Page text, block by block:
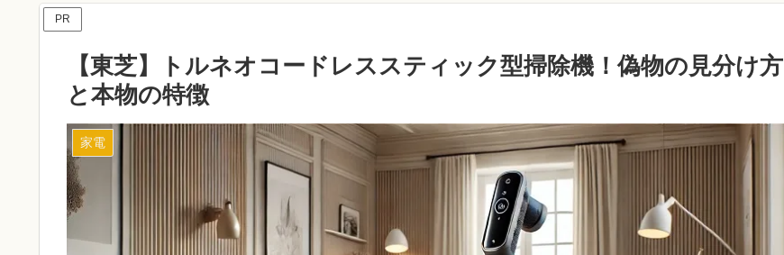
PR
【東芝】トルネオコードレススティック型掃除機！偽物の見分け方
と本物の特徴
家電